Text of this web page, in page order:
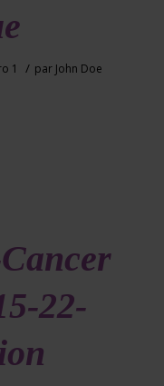
1 / par John Doe
22-